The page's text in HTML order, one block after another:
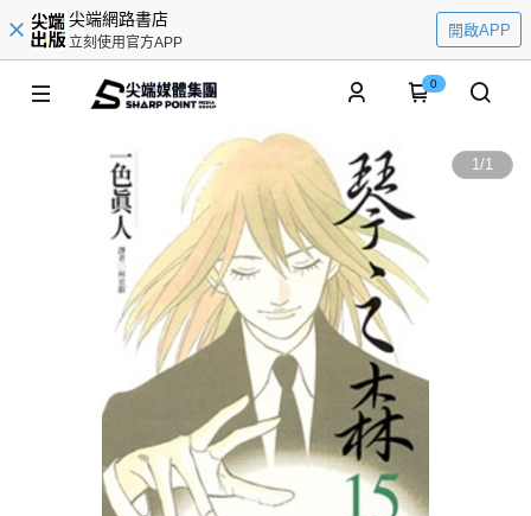
尖端網路書店
立刻使用官方APP
開啟APP
0
1/1